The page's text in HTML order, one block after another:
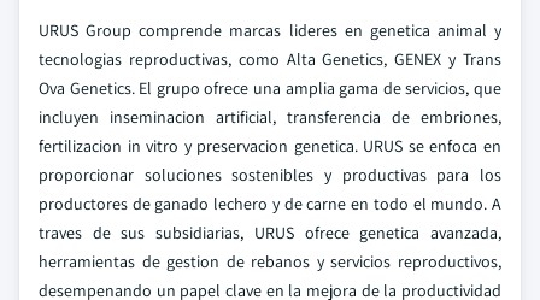
URUS Group comprende marcas lideres en genetica animal y
tecnologias reproductivas, como Alta Genetics, GENEX y Trans
Ova Genetics. El grupo ofrece una amplia gama de servicios, que
incluyen inseminacion artificial, transferencia de embriones,
fertilizacion in vitro y preservacion genetica. URUS se enfoca en
proporcionar soluciones sostenibles y productivas para los
productores de ganado lechero y de carne en todo el mundo. A
traves de sus subsidiarias, URUS ofrece genetica avanzada,
herramientas de gestion de rebanos y servicios reproductivos,
desempenando un papel clave en la mejora de la productividad